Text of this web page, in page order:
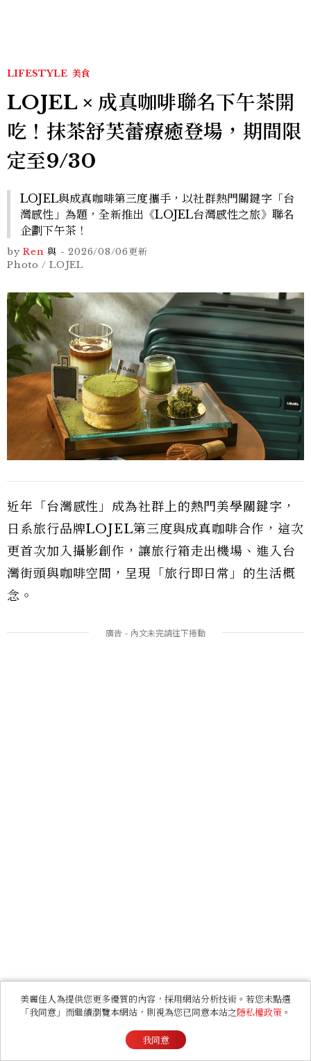
LIFESTYLE 美食
LOJEL × 成真咖啡聯名下午茶開
吃！抹茶舒芙蕾療癒登場，期間限
定至9/30
LOJEL與成真咖啡第三度攜手，以社群熱門關鍵字「台
灣感性」為題，全新推出《LOJEL台灣感性之旅》聯名
企劃下午茶！
by Ren與 -2026/08/06更新
Photo / LOJEL
近年「台灣感性」成為社群上的熱門美學關鍵字，
日系旅行品牌LOJEL第三度與成真咖啡合作，這次
更首次加入攝影創作，讓旅行箱走出機場、進入台
灣街頭與咖啡空間，呈現「旅行即日常」的生活概
念。
美麗佳人為提供您更多優質的內容，採用網站分析技術。若您未點選
「我同意」而繼續瀏覽本網站，則視為您已同意本站之隱私權政策 。
我同意